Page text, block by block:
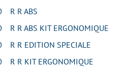
R R ABS
R ABS KIT ERGONOMIQUE
R EDITION SPECIALE
R KIT ERGONOMIQUE